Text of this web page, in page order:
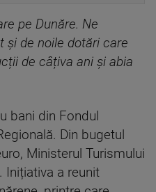
pe Dunăre. Ne
și de noile dotări care
de câțiva ani și abia
bani din Fondul
Din bugetul
Ministerul Turismului
a reunit